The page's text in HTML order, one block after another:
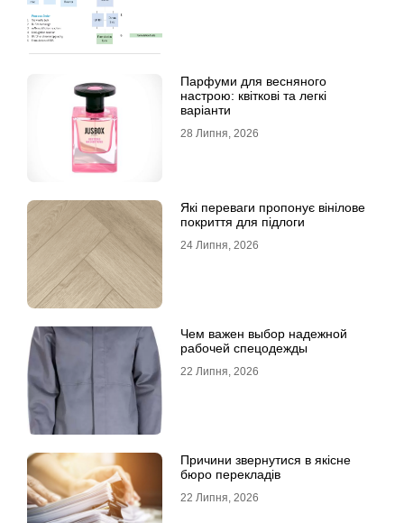
Парфуми для весняного
настрою: квіткові та легкі
варіанти
28 Липня, 2026
Які переваги пропонує вінілове
покриття для підлоги
24 Липня, 2026
Чем важен выбор надежной
рабочей спецодежды
22 Липня, 2026
Причини звернутися в якісне
бюро перекладів
22 Липня, 2026